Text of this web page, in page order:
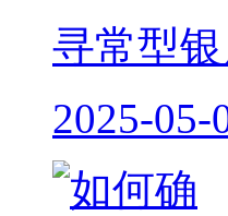
寻常型
2025-05-